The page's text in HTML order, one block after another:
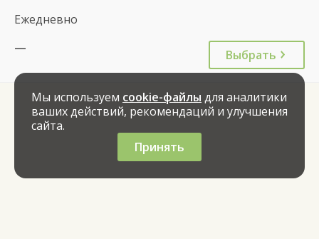
Ежедневно
—
Выбрать
Мы используем cookie-файлы для аналитики
ваших действий, рекомендаций и улучшения
сайта.
Принять